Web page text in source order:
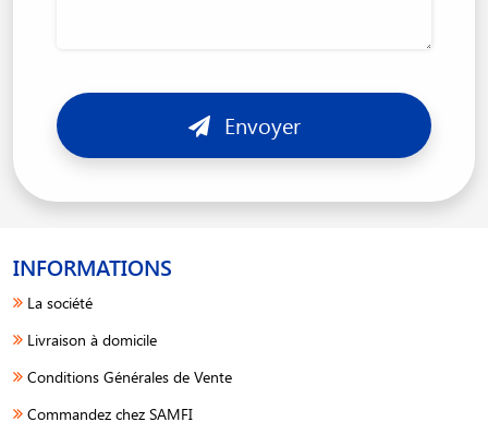
Envoyer
INFORMATIONS
La société
Livraison à domicile
Conditions Générales de Vente
Commandez chez SAMFI